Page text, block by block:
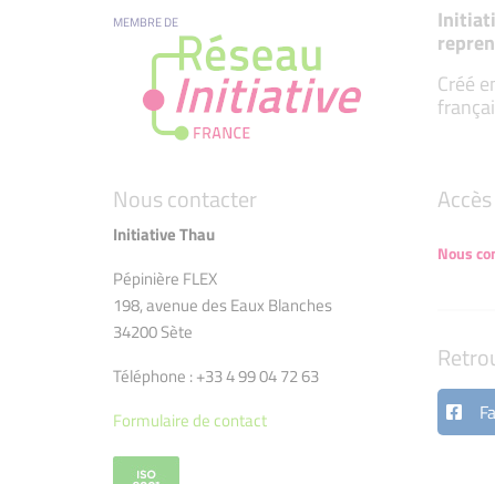
MEMBRE DE
Créé
Nous contacter
Initiative Thau
Pépinière FLEX
198, avenue des Eaux Blanches
34200 Sète
Téléphone : +33 4 99 04 72 63
Formulaire de contact
Nous